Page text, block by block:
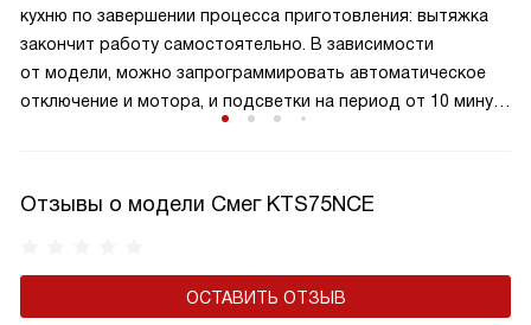
кухню по завершении процесса приготовления: вытяжка
закончит работу самостоятельно. В зависимости
от модели, можно запрограммировать автоматическое
отключение и мотора, и подсветки на период от 10 минут
Отзывы о модели Смег KTS75NCE
ОСТАВИТЬ ОТЗЫВ